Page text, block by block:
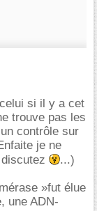
si il y a cet
trouve pas les
contrôle sur
je ne
...)
»fut élue
une ADN-